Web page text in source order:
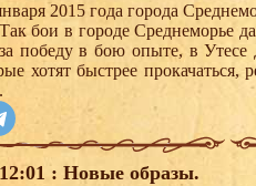
2015 года города
бои в городе Среднеморье
победу в бою опыте, в
хотят быстрее прокачаться,
: Новые образы.